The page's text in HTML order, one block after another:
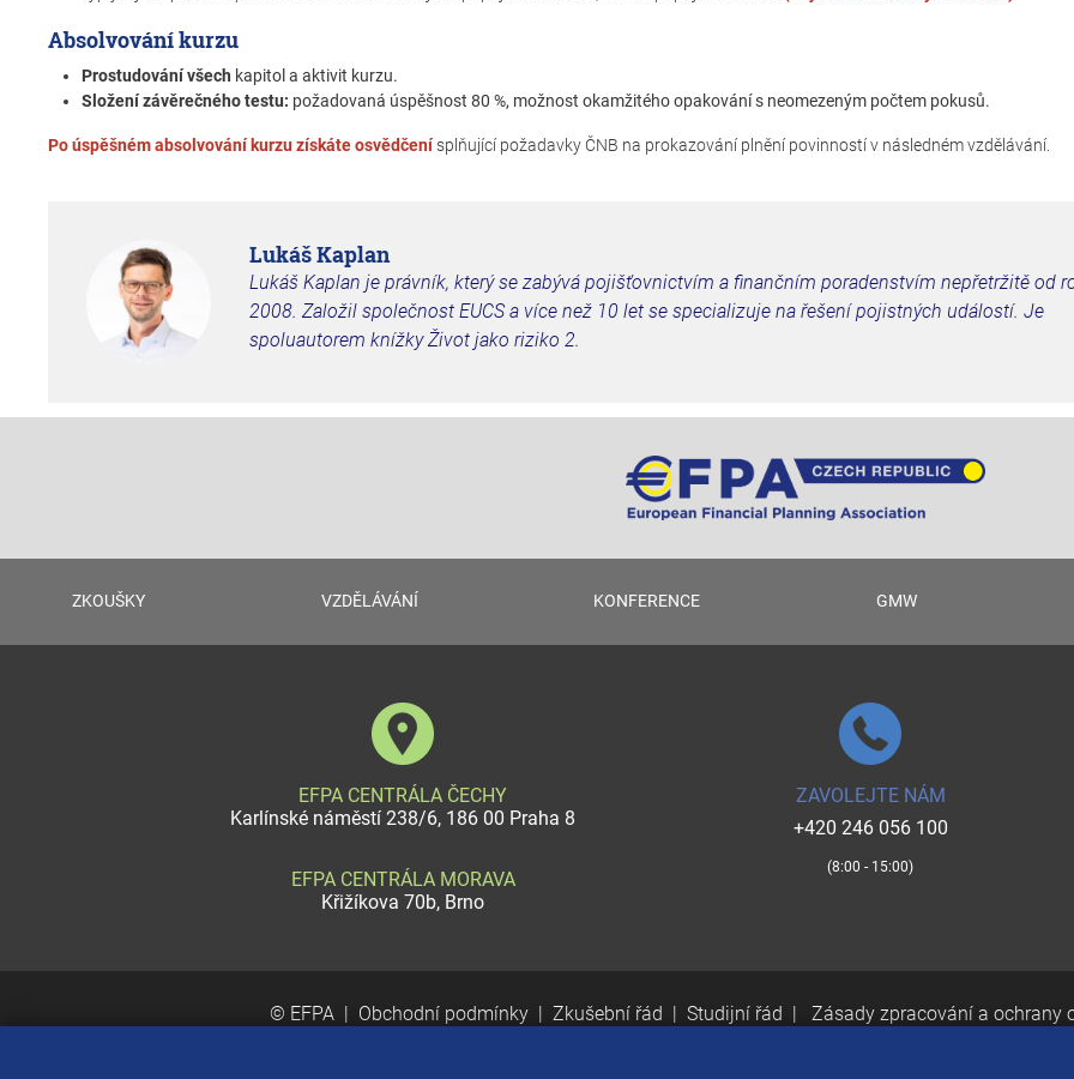
Absolvování kurzu
Prostudování všech kapitol a aktivit kurzu.
Složení závěrečného testu: požadovaná úspěšnost 80 %, možnost okamžitého opakování s neomezeným počtem pokusů.
Po úspěšném absolvování kurzu získáte osvědčenísplňující požadavky ČNB na prokazování plnění povinností v následném vzdělávání.
Lukáš Kaplan
Lukáš Kaplan je právník, který se zabývá pojišťovnictvím a finančním poradenstvím nepřetržitě od
2008. Založil společnost EUCS a více než 10 let se specializuje na řešení pojistných událostí. Je
spoluautorem knížky Život jako riziko 2.
ZKOUŠKY VZDĚLÁVÁNÍ KONFERENCE GMW
EFPA CENTRÁLA ČECHY
Karlínské náměstí 238/6, 186 00 Praha 8
EFPA CENTRÁLA MORAVA
Křižíkova 70b, Brno
ZAVOLEJTE NÁM
+420 246 056 100
(8:00 - 15:00)
© EFPA Obchodní podmínky Zkušební řád Studijní řád Zásady zpracování a ochrany